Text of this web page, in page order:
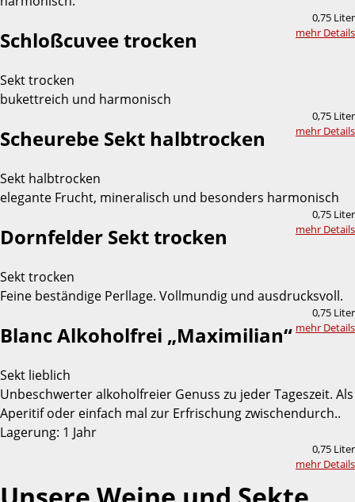
0,75 Liter
mehr Details
Schloßcuvee trocken
Sekt trocken
bukettreich und harmonisch
0,75 Liter
mehr Details
Scheurebe Sekt halbtrocken
Sekt halbtrocken
elegante Frucht, mineralisch und besonders harmonisch
0,75 Liter
mehr Details
Dornfelder Sekt trocken
Sekt trocken
Feine beständige Perllage. Vollmundig und ausdrucksvoll.
0,75 Liter
mehr Details
Blanc Alkoholfrei „Maximilian“
Sekt lieblich
Unbeschwerter alkoholfreier Genuss zu jeder Tageszeit. Als
Aperitif oder einfach mal zur Erfrischung zwischendurch..
Lagerung: 1 Jahr
0,75 Liter
mehr Details